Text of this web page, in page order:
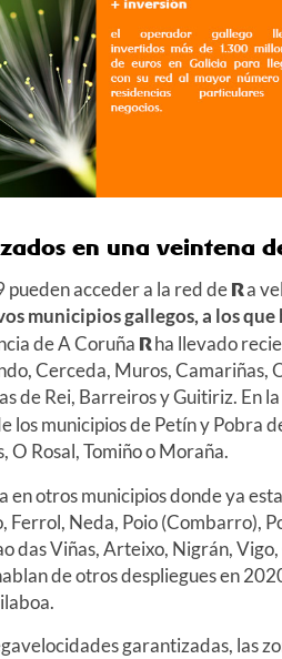
en una veintena
pueden acceder a la red deRa
municipios gallegos, a los
de A Coruña Rha llevado
Cerceda, Muros, Camariñas,
de Rei, Barreiros y Guitiriz. En
los municipios de Petín y Pobra
O Rosal, Tomiño o Moraña.
en otros municipios donde ya
Neda, Poio (Combarro),
das Viñas, Arteixo, Nigrán,
de otros despliegues en
garantizadas, las